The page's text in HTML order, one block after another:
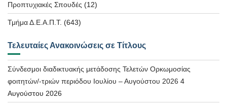
Προπτυχιακές Σπουδές (12)
Τμήμα Δ.Ε.Α.Π.Τ. (643)
Τελευταίες Ανακοινώσεις σε Τίτλους
Σύνδεσμοι διαδικτυακής μετάδοσης Τελετών Ορκωμοσίας
φοιτητών/-τριών περιόδου Ιουλίου – Αυγούστου 2026 4
Αυγούστου 2026